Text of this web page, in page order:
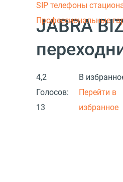
SIP телефоны
Профессиональные
JABRA
4,2
Голосов:
13
В
Перейти в
избранное